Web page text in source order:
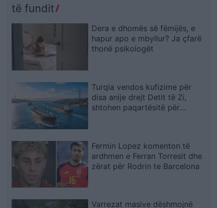
të fundit
Dera e dhomës së fëmijës, e
hapur apo e mbyllur? Ja çfarë
thonë psikologët
Turqia vendos kufizime për
disa anije drejt Detit të Zi,
shtohen paqartësitë për
Fermin Lopez komenton të
ardhmen e Ferran Torresit dhe
zërat për Rodrin te Barcelona
Varrezat masive dëshmojnë